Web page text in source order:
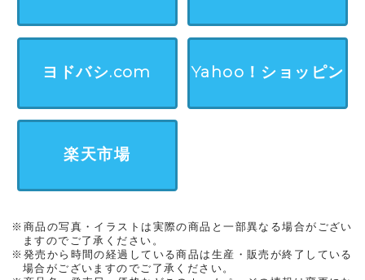
ヨドバシ.com Yahoo！ショッピン
楽天市場
※商品の写真・イラストは実際の商品と一部異なる場合がござい
ますのでご了承ください。
※発売から時間の経過している商品は生産・販売が終了している
場合がございますのでご了承ください。